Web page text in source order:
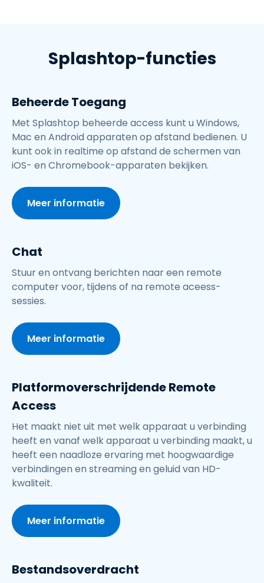
Splashtop-functies
Beheerde Toegang
Met Splashtop beheerde access kunt u Windows,
Mac en Android apparaten op afstand bedienen. U
kunt ook in realtime op afstand de schermen van
iOS- en Chromebook-apparaten bekijken.
Meer informatie
Chat
Stuur en ontvang berichten naar een remote
computer voor, tijdens of na remote aceess-
sessies.
Meer informatie
Platformoverschrijdende Remote
Access
Het maakt niet uit met welk apparaat u verbinding
heeft en vanaf welk apparaat u verbinding maakt, u
heeft een naadloze ervaring met hoogwaardige
verbindingen en streaming en geluid van HD-
kwaliteit.
Meer informatie
Bestandsoverdracht